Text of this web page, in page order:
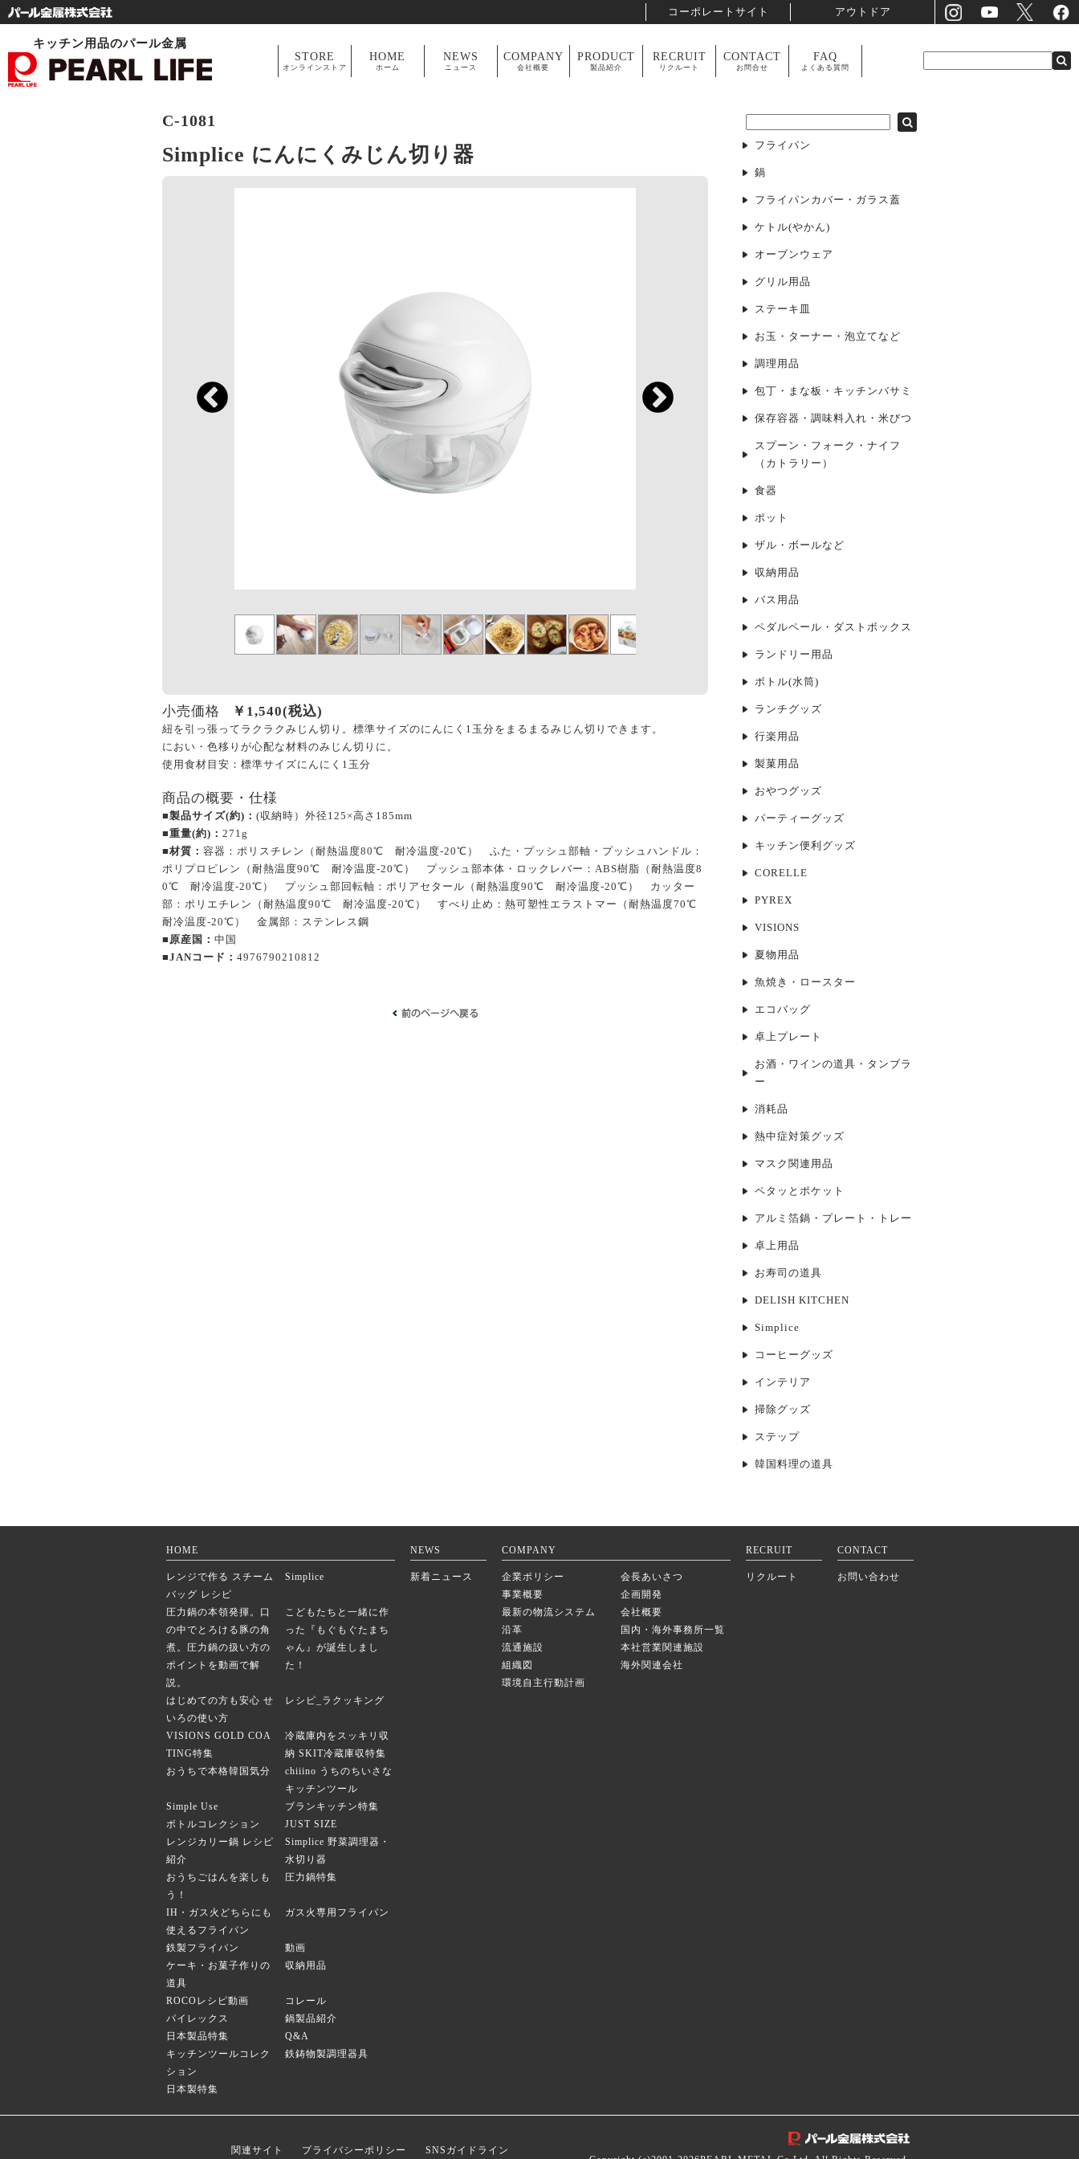
コーポレートサイト アウトドア
キッチン用品のパール金属
STORE
オンラインストア
HOME
ホーム
NEWS
ニュース
COMPANY
会社概要
PRODUCT
製品紹介
RECRUIT
リクルート
CONTACT
お問合せ
FAQ
よくある質問
C-1081
Simplice にんにくみじん切り器
小売価格 ￥ 1,540(税込)
紐を引っ張ってラクラクみじん切り。標準サイズのにんにく1玉分をまるまるみじん切りできます。
におい・色移りが心配な材料のみじん切りに。
使用食材目安：標準サイズにんにく1玉分
商品の概要・仕様
■製品サイズ(約)： (収納時）外径125×高さ185mm
■重量(約)： 271g
■材質： 容器：ポリスチレン（耐熱温度80℃ 耐冷温度-20℃） ふた・プッシュ部軸・プッシュハンドル：
ポリプロピレン（耐熱温度90℃ 耐冷温度-20℃） プッシュ部本体・ロックレバー：ABS樹脂（耐熱温度8
0℃ 耐冷温度-20℃） プッシュ部回転軸：ポリアセタール（耐熱温度90℃ 耐冷温度-20℃） カッター
部：ポリエチレン（耐熱温度90℃ 耐冷温度-20℃） すべり止め：熱可塑性エラストマー（耐熱温度70℃
耐冷温度-20℃） 金属部：ステンレス鋼
■原産国： 中国
■JANコード： 4976790210812
フライパン
鍋
フライパンカバー・ガラス蓋
ケトル(やかん)
オーブンウェア
グリル用品
ステーキ皿
お玉・ターナー・泡立てなど
調理用品
包丁・まな板・キッチンバサミ
保存容器・調味料入れ・米びつ
スプーン・フォーク・ナイフ
（カトラリー）
食器
ポット
ザル・ボールなど
収納用品
バス用品
ペダルペール・ダストボックス
ランドリー用品
ボトル(水筒)
ランチグッズ
行楽用品
製菓用品
おやつグッズ
パーティーグッズ
キッチン便利グッズ
CORELLE
PYREX
VISIONS
夏物用品
魚焼き・ロースター
エコバッグ
卓上プレート
お酒・ワインの道具・タンブラ
ー
消耗品
熱中症対策グッズ
マスク関連用品
ペタッとポケット
アルミ箔鍋・プレート・トレー
卓上用品
お寿司の道具
DELISH KITCHEN
Simplice
コーヒーグッズ
インテリア
掃除グッズ
ステップ
韓国料理の道具
HOME
レンジで作る スチーム
バッグ レシピ
Simplice
圧力鍋の本領発揮。口
の中でとろける豚の角
煮。圧力鍋の扱い方の
ポイントを動画で解
説。
こどもたちと一緒に作
った『もぐもぐたまち
ゃん』が誕生しまし
た！
はじめての方も安心 せ
いろの使い方
レシピ_ラクッキング
VISIONS GOLD COA
TING特集
冷蔵庫内をスッキリ収
納 SKIT冷蔵庫収特集
おうちで本格韓国気分
chiiino うちのちいさな
キッチンツール
Simple Use
ブランキッチン特集
ボトルコレクション
JUST SIZE
レンジカリー鍋 レシピ
紹介
Simplice 野菜調理器・
水切り器
おうちごはんを楽しも
う！
圧力鍋特集
IH・ガス火どちらにも
使えるフライパン
ガス火専用フライパン
鉄製フライパン
動画
ケーキ・お菓子作りの
道具
収納用品
ROCOレシピ動画
コレール
パイレックス
鍋製品紹介
日本製品特集
Q&A
キッチンツールコレク
ション
鉄鋳物製調理器具
日本製特集
NEWS
新着ニュース
COMPANY
企業ポリシー
会長あいさつ
事業概要
企画開発
最新の物流システム
会社概要
沿革
国内・海外事務所一覧
流通施設
本社営業関連施設
組織図
海外関連会社
環境自主行動計画
RECRUIT
リクルート
CONTACT
お問い合わせ
関連サイト プライバシーポリシー
SNSガイドライン